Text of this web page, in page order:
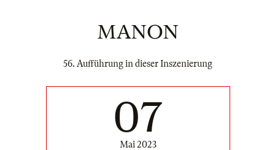
MANON
56. Aufführung in dieser Inszenierung
07
Mai 2023